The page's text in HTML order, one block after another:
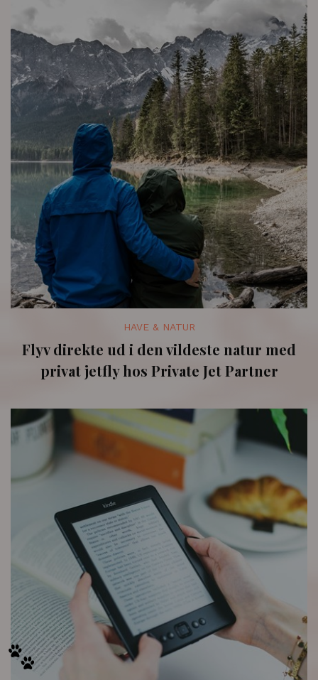
HAVE & NATUR
Flyv direkte ud i den vildeste natur med
privat jetfly hos Private Jet Partner